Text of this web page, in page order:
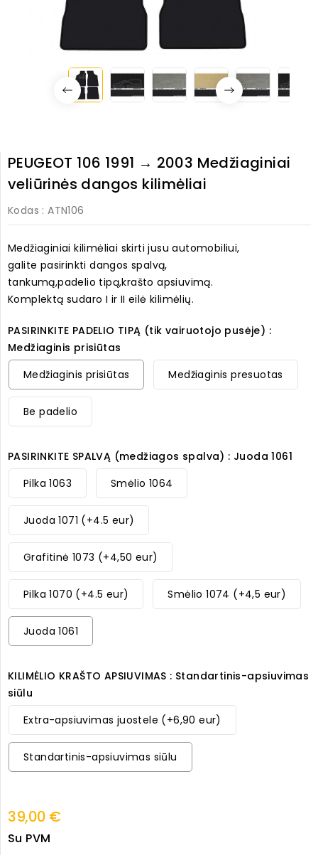
PEUGEOT 106 1991 → 2003 Medžiaginiai
veliūrinės dangos kilimėliai
Kodas : ATN106
Medžiaginiai kilimėliai skirti jusu automobiliui,
galite pasirinkti dangos spalvą,
tankumą,padelio tipą,krašto apsiuvimą.
Komplektą sudaro I ir II eilė kilimėlių.
PASIRINKITE PADELIO TIPĄ (tik vairuotojo pusėje) :
Medžiaginis prisiūtas
Medžiaginis prisiūtas
Medžiaginis presuotas
Be padelio
PASIRINKITE SPALVĄ (medžiagos spalva) : Juoda 1061
Pilka 1063
Smėlio 1064
Juoda 1071 (+4.5 eur)
Grafitinė 1073 (+4,50 eur)
Pilka 1070 (+4.5 eur) Smėlio 1074 (+4,5 eur)
Juoda 1061
KILIMĖLIO KRAŠTO APSIUVIMAS : Standartinis-apsiuvimas
siūlu
Extra-apsiuvimas juostele (+6,90 eur)
Standartinis-apsiuvimas siūlu
39,00 €
Su PVM